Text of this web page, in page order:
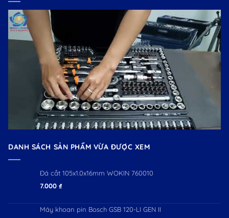
DANH SÁCH SẢN PHẨM VỪA ĐƯỢC XEM
Đá cắt 105x1.0x16mm WOKIN 760010
7.000 ₫
Máy khoan pin Bosch GSB 120-LI GEN II